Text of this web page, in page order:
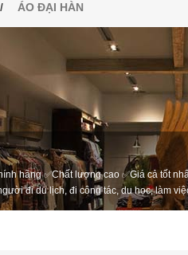
ÁO ĐẠI HÀN
hãng ✅Chất lượng cao ✅Giá cả tốt
đi du lịch, đi công tác, du học, làm